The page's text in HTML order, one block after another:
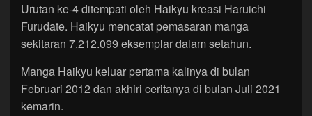
Urutan ke-4 ditempati oleh Haikyu kreasi Haruichi
Furudate. Haikyu mencatat pemasaran manga
sekitaran 7.212.099 eksemplar dalam setahun.
Manga Haikyu keluar pertama kalinya di bulan
Februari 2012 dan akhiri ceritanya di bulan Juli 2021
kemarin.